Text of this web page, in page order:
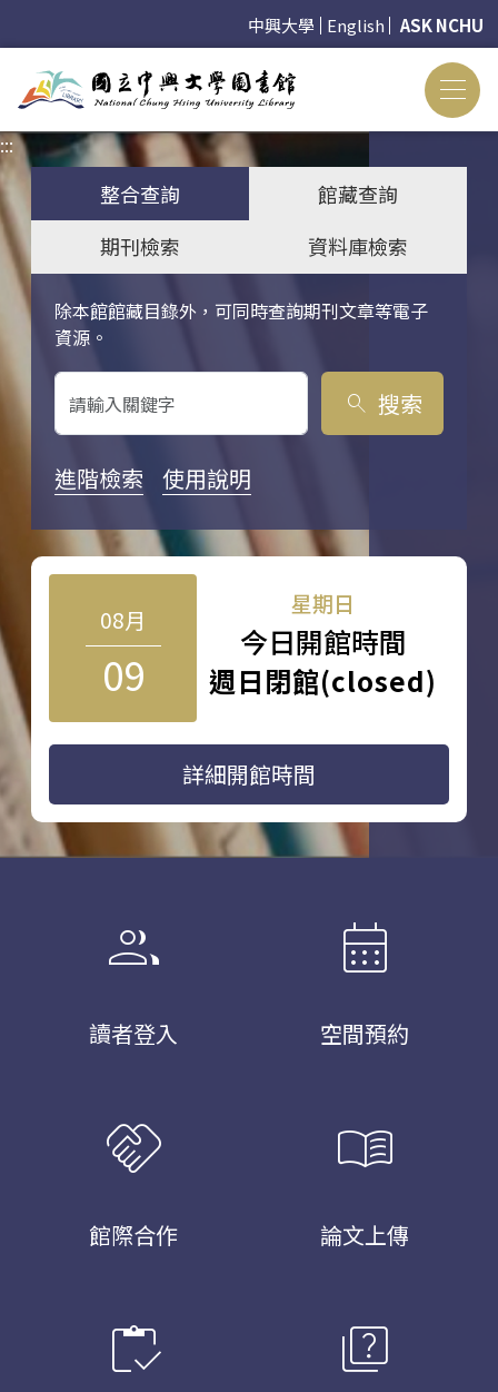
中興大學 English ASK NCHU
:::
整合查詢
館藏查詢
期刊檢索
資料庫檢索
除本館館藏目錄外，可同時查詢期刊文章等電子
資源。
關鍵字搜尋
search 搜索
進階檢索 使用說明
08月
09
星期日
今日開館時間
週日閉館(closed)
詳細開館時間
group
讀者登入
calendar_month
空間預約
handshake
館際合作
menu_book
論文上傳
inventory quiz